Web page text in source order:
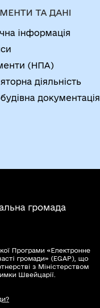
ТА ДАНІ
інформація
(НПА)
діяльність
документація
громада
Програми «Електронне
громади» (EGAP), що
з Міністерством
Швейцарії.